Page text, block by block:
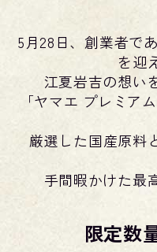
5月28日、創業者で
を迎
江夏岩吉の想い
「ヤマエ プレミア
厳選した国産原料
手間暇かけた最
限定数